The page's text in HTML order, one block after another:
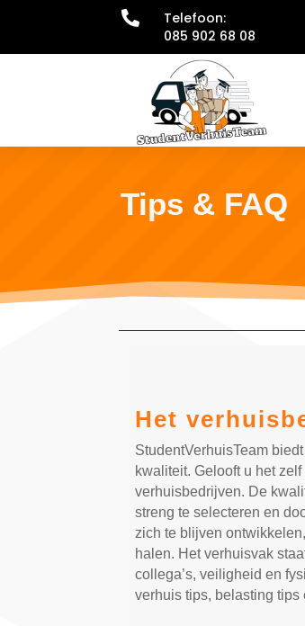

Telefoon:
085 902 68 08
Tips & FAQ
Het
StudentVerhuisTeam
kwaliteit. Gelooft u het
verhuisbedrijven. De
streng te selecteren en
zich te blijven
halen. Het verhuisvak
collega’s, veiligheid en
verhuis tips, belasting